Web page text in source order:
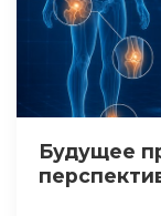
Будущее